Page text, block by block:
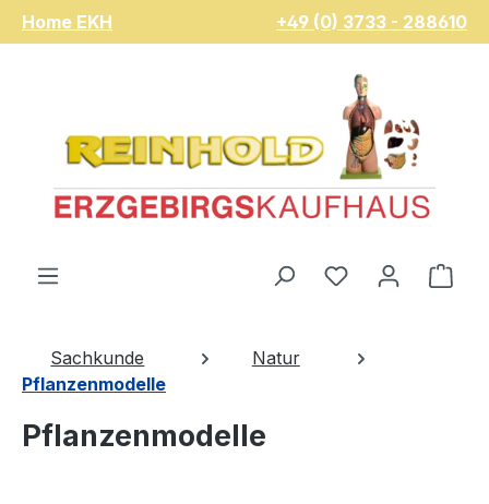
Zum Hauptinhalt springen
Home EKH +49 (0) 3733 - 288610
Du hast 0
Sachkunde
Natur
Pflanzenmodelle
Pflanzenmodelle